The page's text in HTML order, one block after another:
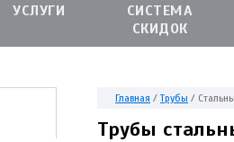
УСЛУГИ
СИСТЕМА
СКИДОК
Главная /Трубы /
Трубы